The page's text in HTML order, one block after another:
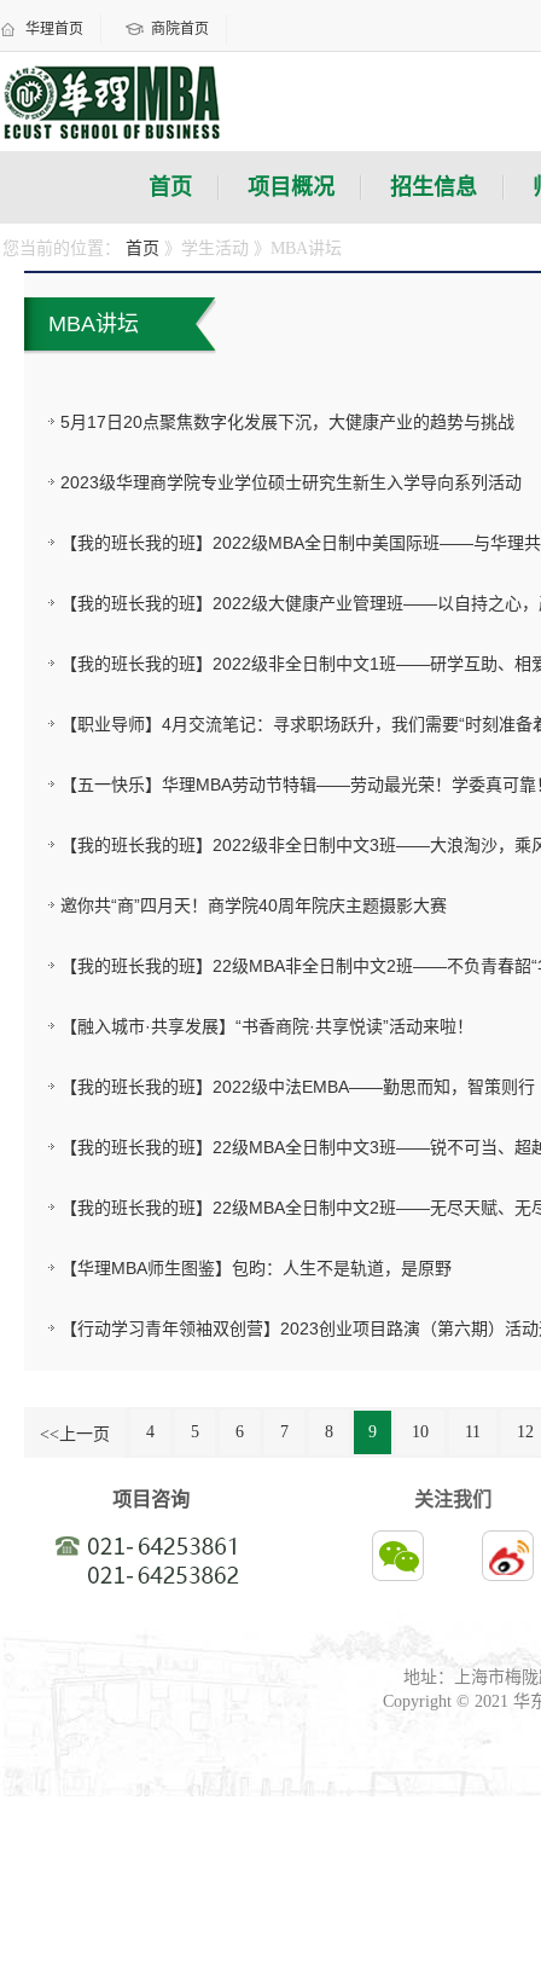
华理首页 商院首页
首页 项目概况 招生信息
您当前的位置： 首页 》学生活动 》MBA讲坛
MBA讲坛
5月17日20点聚焦数字化发展下沉，大健康产业的趋势与挑战
2023级华理商学院专业学位硕士研究生新生入学导向系列活动
【我的班长我的班】2022级MBA全日制中美国际班——与华理
【我的班长我的班】2022级大健康产业管理班——以自持之心
【我的班长我的班】2022级非全日制中文1班——研学互助、相
【职业导师】4月交流笔记：寻求职场跃升，我们需要“时刻准备
【五一快乐】华理MBA劳动节特辑——劳动最光荣！学委真可靠
【我的班长我的班】2022级非全日制中文3班——大浪淘沙，乘
邀你共“商”四月天！商学院40周年院庆主题摄影大赛
【我的班长我的班】22级MBA非全日制中文2班——不负青春韶“
【融入城市·共享发展】“书香商院·共享悦读”活动来啦！
【我的班长我的班】2022级中法EMBA——勤思而知，智策则行
【我的班长我的班】22级MBA全日制中文3班——锐不可当、超
【我的班长我的班】22级MBA全日制中文2班——无尽天赋、无
【华理MBA师生图鉴】包昀：人生不是轨道，是原野
【行动学习青年领袖双创营】2023创业项目路演（第六期）活
<<上一页 4 5 6 7 8 9 10 11 12
项目咨询 关注我们
地址：上海市梅
Copyright © 2021 华